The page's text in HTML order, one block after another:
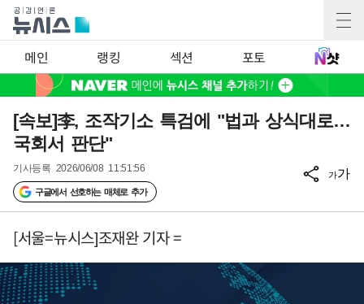
메인 랭킹 섹션 포토
[속보]李, 조작기소 특검에 "법과 상식대로…
국회서 판단"
기사등록 2026/06/08 11:51:56
구글에서 선호하는 매체로 추가
가가
[서울=뉴시스]조재완 기자 =